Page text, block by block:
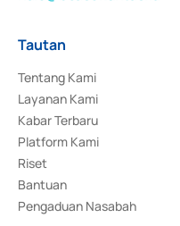
Tautan
Tentang Kami
Layanan Kami
Kabar Terbaru
Platform Kami
Riset
Bantuan
Pengaduan Nasabah